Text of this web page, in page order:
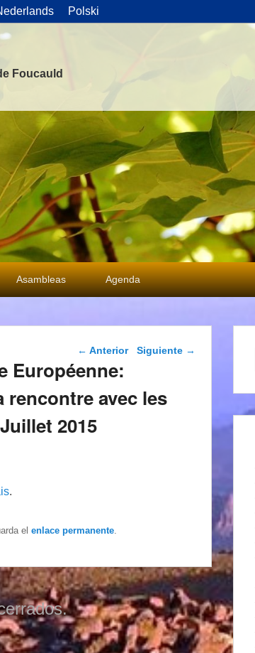
Polski
Foucauld
Asambleas Agenda
Navegación de
← Anterior Siguiente →
Européenne:
rencontre avec les
2015
.
el enlace permanente